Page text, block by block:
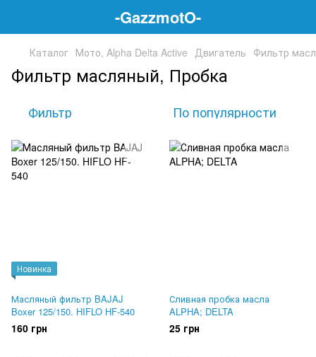
-GazzmotO-
Каталог Мото, Alpha Delta Active Двигатель Фильтр
Фильтр масляный, Пробка
Фильтр По популярности
Новинка
Масляный фильтр BAJAJ
Boxer 125/150. HIFLO HF-540
160 грн
Сливная пробка масла
ALPHA; DELTA
25 грн